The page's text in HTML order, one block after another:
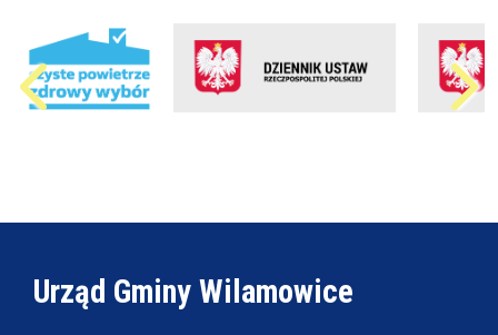
Urząd Gminy Wilamowice